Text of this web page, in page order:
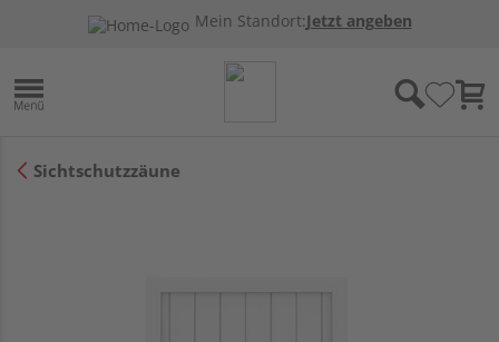
Mein Standort:Jetzt angeben
Sichtschutzzäune